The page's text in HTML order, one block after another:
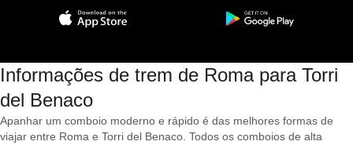
Informações de trem de Roma para Torri
del Benaco
Apanhar um comboio moderno e rápido é das melhores formas de
viajar entre Roma e Torri del Benaco. Todos os comboios de alta